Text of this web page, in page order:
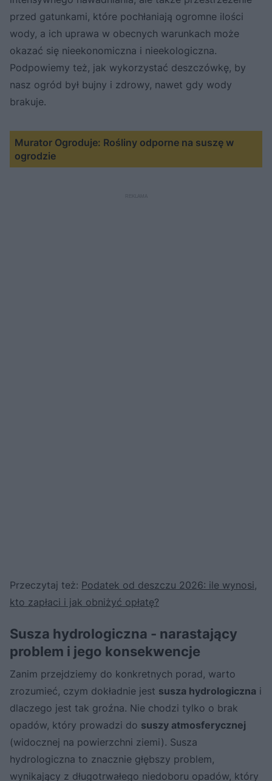
przed gatunkami, które pochłaniają ogromne ilości
wody, a ich uprawa w obecnych warunkach może
okazać się nieekonomiczna i nieekologiczna.
Podpowiemy też, jak wykorzystać deszczówkę, by
nasz ogród był bujny i zdrowy, nawet gdy wody
brakuje.
Murator Ogroduje: Rośliny odporne na suszę w
ogrodzie
Przeczytaj też: Podatek od deszczu 2026: ile wynosi,
kto zapłaci i jak obniżyć opłatę?
Susza hydrologiczna - narastający
problem i jego konsekwencje
Zanim przejdziemy do konkretnych porad, warto
zrozumieć, czym dokładnie jest susza hydrologiczna i
dlaczego jest tak groźna. Nie chodzi tylko o brak
opadów, który prowadzi do suszy atmosferycznej
(widocznej na powierzchni ziemi). Susza
hydrologiczna to znacznie głębszy problem,
wynikający z długotrwałego niedoboru opadów, który